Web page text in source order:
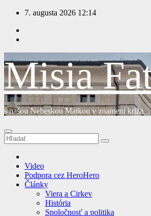
Prejsť
obsah
7. augusta 2026 12:14
Misia
s našou Nebeskou Matkou v znamení kríža
Video
Podpora cez HeroHero
Články
Viera a Cirkev
História
Spoločnosť a politika